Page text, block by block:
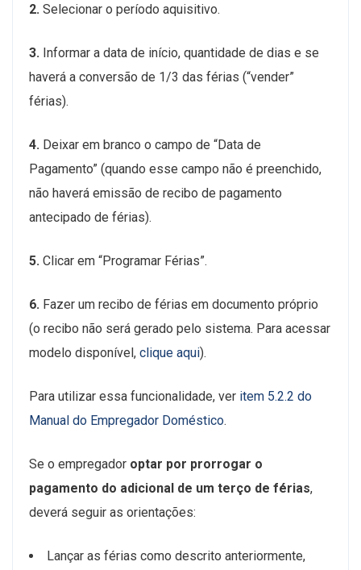
2. Selecionar o período aquisitivo.
3. Informar a data de início, quantidade de dias e se
haverá a conversão de 1/3 das férias (“vender”
férias).
4. Deixar em branco o campo de “Data de
Pagamento” (quando esse campo não é preenchido,
não haverá emissão de recibo de pagamento
antecipado de férias).
5. Clicar em “Programar Férias”.
6. Fazer um recibo de férias em documento próprio
(o recibo não será gerado pelo sistema. Para acessar
modelo disponível, clique aqui).
Para utilizar essa funcionalidade, ver item 5.2.2 do
Manual do Empregador Doméstico.
Se o empregador optar por prorrogar o
pagamento do adicional de um terço de férias,
deverá seguir as orientações:
Lançar as férias como descrito anteriormente,